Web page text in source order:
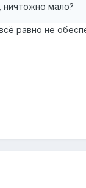
ничтожно мало?
равно не